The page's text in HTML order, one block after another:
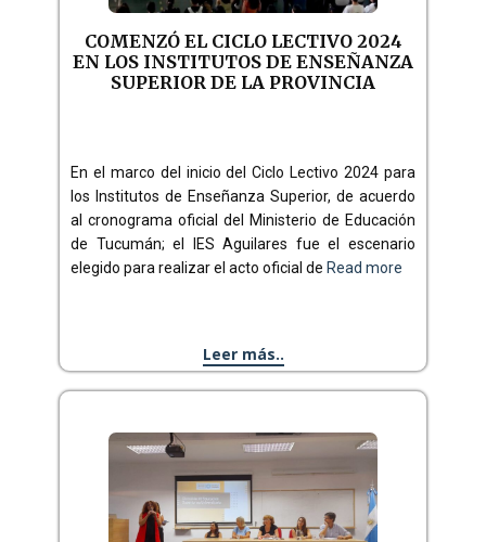
COMENZÓ EL CICLO LECTIVO 2024
EN LOS INSTITUTOS DE ENSEÑANZA
SUPERIOR DE LA PROVINCIA
En el marco del inicio del Ciclo Lectivo 2024 para
los Institutos de Enseñanza Superior, de acuerdo
al cronograma oficial del Ministerio de Educación
de Tucumán; el IES Aguilares fue el escenario
elegido para realizar el acto oficial de Read more
Leer más..